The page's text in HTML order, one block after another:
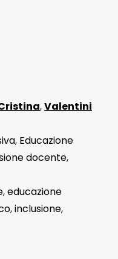
,Valentini
, Educazione
docente,
,educazione
,inclusione,